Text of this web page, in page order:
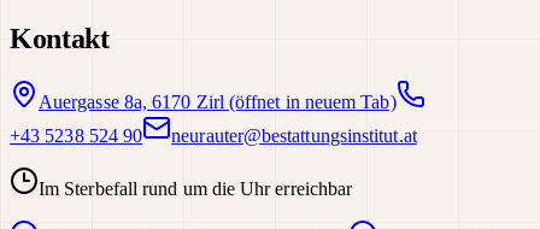
Kontakt
Auergasse 8a, 6170 Zirl (öffnet in neuem Tab)
+43 5238 524 90
neurauter@bestattungsinstitut.at
Im Sterbefall rund um die Uhr erreichbar